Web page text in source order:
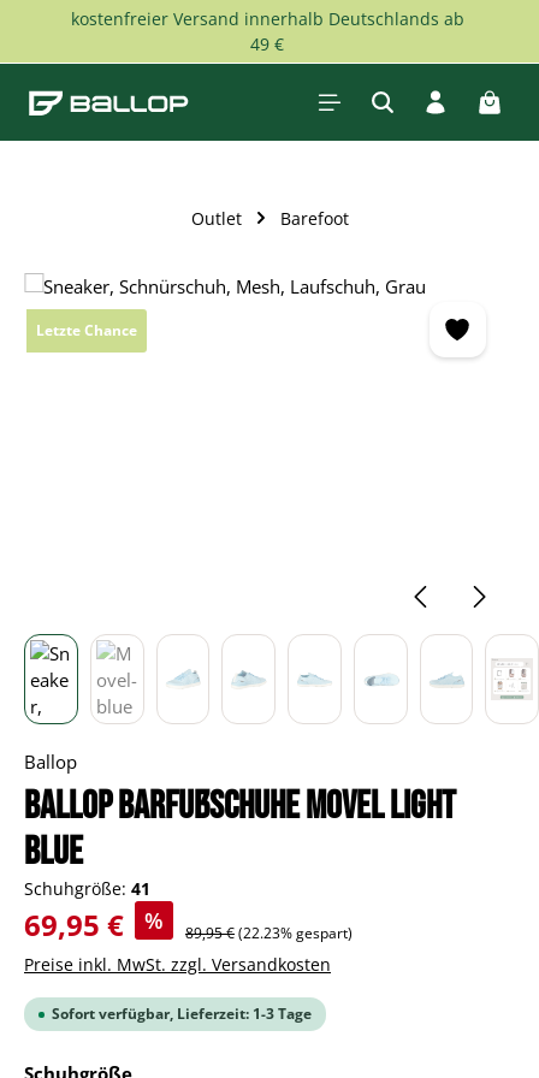
Zum Hauptinhalt springen
kostenfreier Versand innerhalb Deutschlands ab
49 €
Outlet Barefoot
Bildergalerie überspringen
Letzte Chance
Ballop
BALLOP Barfußschuhe Movel light
blue
Schuhgröße: 41
Verkaufspreis:
69,95 € % Regulärer Preis:
89,95 €(22.23% gespart)
Preise inkl. MwSt. zzgl. Versandkosten
Sofort verfügbar, Lieferzeit: 1-3 Tage
Schuhgrößeauswählen